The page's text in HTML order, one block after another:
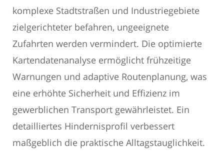
komplexe Stadtstraßen und Industriegebiete
zielgerichteter befahren, ungeeignete
Zufahrten werden vermindert. Die optimierte
Kartendatenanalyse ermöglicht frühzeitige
Warnungen und adaptive Routenplanung, was
eine erhöhte Sicherheit und Effizienz im
gewerblichen Transport gewährleistet. Ein
detailliertes Hindernisprofil verbessert
maßgeblich die praktische Alltagstauglichkeit.